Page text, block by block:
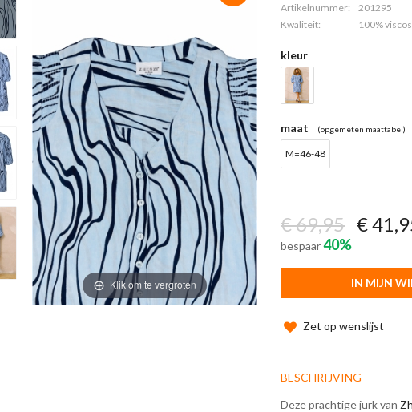
Klik om te vergroten
Artikelnummer:
201295
Kwaliteit:
100%
kleur
maat (opgemeten maattabel)
M=46-48
€ 69,95 €
bespaar40%
IN MIJN
Zet op wenslijst
BESCHRIJVING
Deze prachtige jurk van